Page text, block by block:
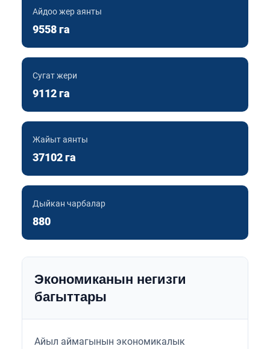
Айдоо жер аянты
9558 га
Сугат жери
9112 га
Жайыт аянты
37102 га
Дыйкан чарбалар
880
Экономиканын негизги
багыттары
Айыл аймагынын экономикалык